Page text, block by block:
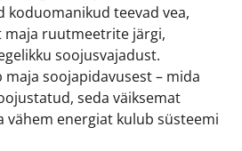
koduomanikud teevad vea,
maja ruutmeetrite järgi,
soojusvajadust.
soojapidavusest – mida
seda väiksemat
vähem energiat kulub süsteemi